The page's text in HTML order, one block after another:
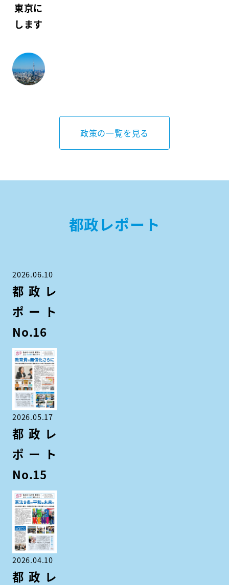
東京に
します
政策の一覧を見る
都政レポート
2026.06.10
都政レ
ポート
No.16
2026.05.17
都政レ
ポート
No.15
2026.04.10
都政レ